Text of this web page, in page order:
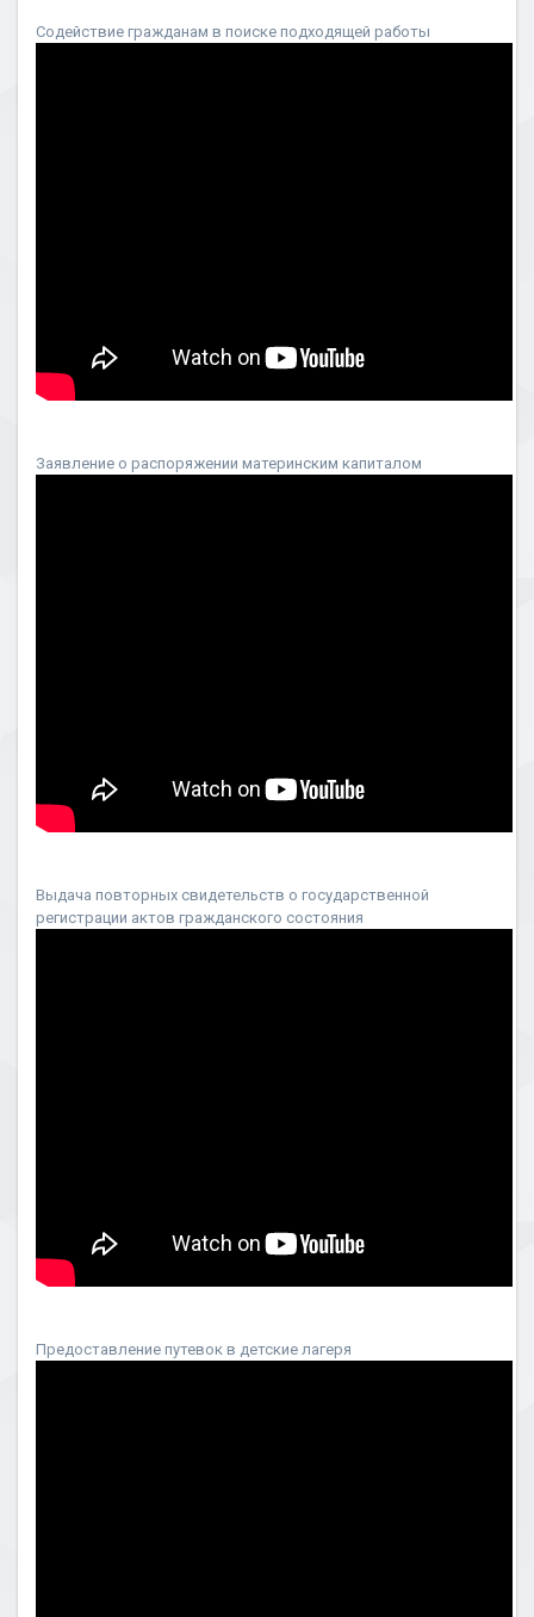
Содействие гражданам в поиске подходящей работы
Заявление о распоряжении материнским капиталом
Выдача повторных свидетельств о государственной
регистрации актов гражданского состояния
Предоставление путевок в детские лагеря